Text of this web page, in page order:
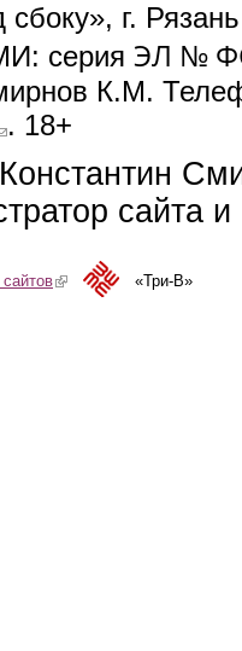
г.
серия ЭЛ №
К.М.
(link sends e-mail)
. 18+
сайта
(link is external)«Три-В»